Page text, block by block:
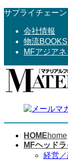
コ
へ
ス
ナ
ョ
ン
サプライチェー
会社情報
物流BOOKS
MFアジアネ
HOMEhome
MFヘッド
経営